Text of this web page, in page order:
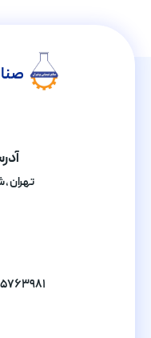
تهران ,
۰۲۱۶۵۷۶۳۹۸۱ و